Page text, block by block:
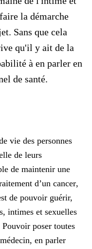
la démarche
Sans que cela
qu'il y ait de la
à en parler en
de santé.
vie des personnes
de leurs
de maintenir une
d’un cancer,
de pouvoir guérir,
intimes et sexuelles
poser toutes
en parler